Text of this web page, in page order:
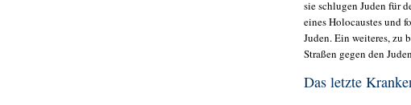
sie schlugen Juden für
eines Holocaustes und
Juden. Ein weiteres, zu
Straßen gegen den
Das letzte